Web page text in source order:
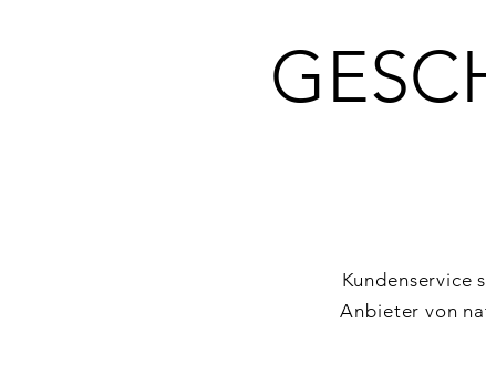
Kundenservice
Anbieter von